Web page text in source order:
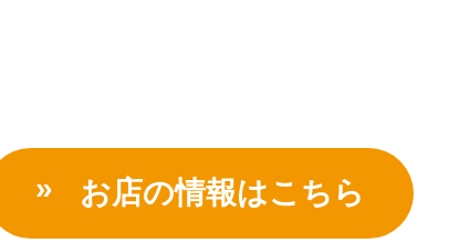
お店の情報はこちら